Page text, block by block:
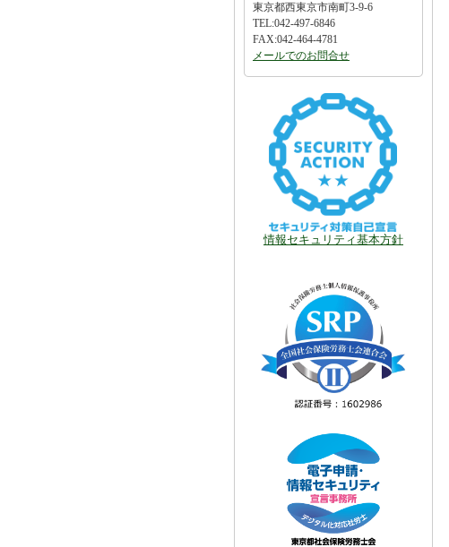
東京都西東京市南町3-9-6
TEL:042-497-6846
FAX:042-464-4781
メールでのお問合せ
情報セキュリティ基本方針